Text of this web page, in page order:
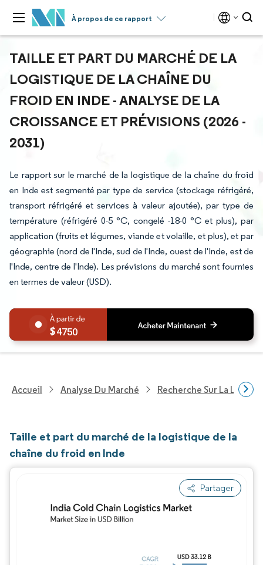
À propos de ce rapport
TAILLE ET PART DU MARCHÉ DE LA
LOGISTIQUE DE LA CHAÎNE DU
FROID EN INDE - ANALYSE DE LA
CROISSANCE ET PRÉVISIONS (2026 -
2031)
Le rapport sur le marché de la logistique de la chaîne du froid
en Inde est segmenté par type de service (stockage réfrigéré,
transport réfrigéré et services à valeur ajoutée), par type de
température (réfrigéré 0-5 °C, congelé -18-0 °C et plus), par
application (fruits et légumes, viande et volaille, et plus), et par
géographie (nord de l'Inde, sud de l'Inde, ouest de l'Inde, est de
l'Inde, centre de l'Inde). Les prévisions du marché sont fournies
en termes de valeur (USD).
4750
Accueil Analyse Du Marché Recherche Sur La
Taille et part du marché de la logistique de la
chaîne du froid en Inde
Partager